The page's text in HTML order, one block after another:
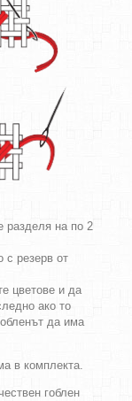
разделя на по 2
с резерв от
цветове и да
ако то
да има
в комплекта.
гоблен